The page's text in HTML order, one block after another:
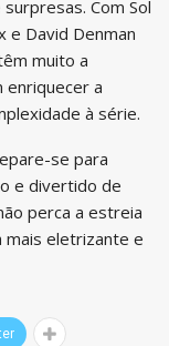
Com Sol
e David Denman
muito a
enriquecer a
à série.
se para
e divertido de
perca a estreia
mais eletrizante e